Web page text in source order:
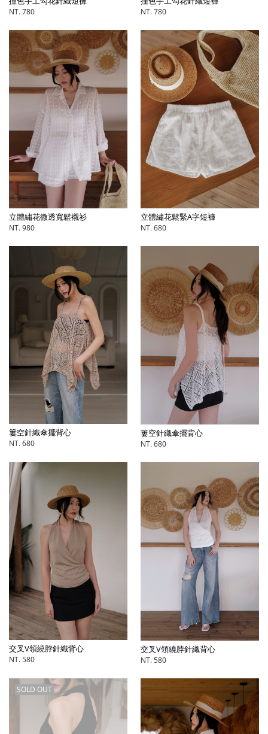
NT. 780 NT. 780
立體繡花微透寬鬆襯衫
NT. 980
立體繡花鬆緊A字短褲
NT. 680
簍空針織傘擺背心
NT. 680
簍空針織傘擺背心
NT. 680
交叉V領繞脖針織背心
NT. 580
交叉V領繞脖針織背心
NT. 580
SOLD OUT